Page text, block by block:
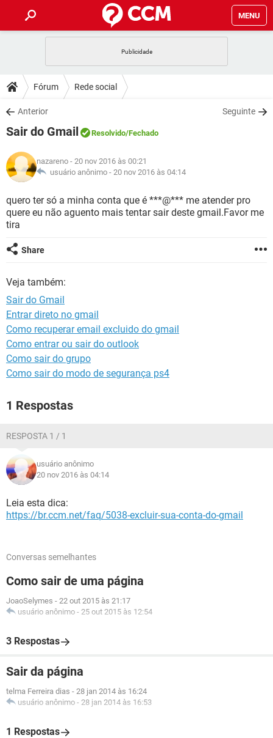
MENU
CELULAR
OUTLOOK
INSTAGRAM GMAIL
GUIA DE COMPRAS
DICAS
JOGOS
INSTAGRAM
GUIA DE COMPRAS
DOWNLOADS
JOGOS WHATSAPP
CELULAR
OUTLOOK EXCEL
GMAIL
GUIA DE COMPRAS
JOGOS
CELULAR
OUTLOOK EXCEL
INSTAGRAM
GUIA DE COMPRAS
GLOSSÁRIO
WHATSAPP
CELULAR FACEBOOK
INSTAGRAM
GUIA DE COMPRAS
Fórum Rede social
Anterior Seguinte
Sair do Gmail Resolvido/Fechado
nazareno - 20 nov 2016 às 00:21
usuário anônimo - 20 nov 2016 às 04:14
quero ter só a minha conta que é ***@*** me atender pro
quere eu não aguento mais tentar sair deste gmail.Favor me
tira
Share
Veja também:
Sair do Gmail
Entrar direto no gmail
Como recuperar email excluido do gmail
Como entrar ou sair do outlook
Como sair do grupo
Como sair do modo de segurança ps4
1 Respostas
RESPOSTA 1 / 1
usuário anônimo
20 nov 2016 às 04:14
Leia esta dica:
https://br.ccm.net/faq/5038-excluir-sua-conta-do-gmail
Conversas semelhantes
Como sair de uma página
JoaoSelymes - 22 out 2015 às 21:17
usuário anônimo - 25 out 2015 às 12:54
3 Respostas
Sair da página
telma Ferreira dias - 28 jan 2014 às 16:24
usuário anônimo - 28 jan 2014 às 16:53
1 Respostas